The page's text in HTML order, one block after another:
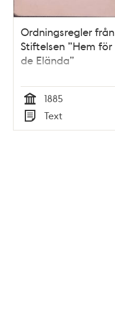
Ordningsregler från
Stiftelsen ”Hem för
de Elända”
Tid
1885
Typ
Text